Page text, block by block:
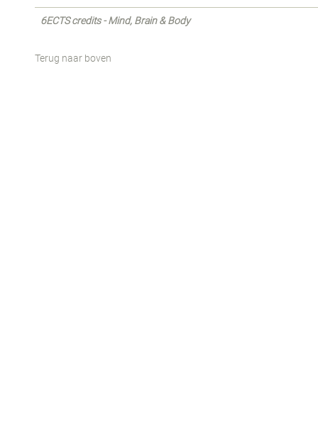
6ECTS credits - Mind, Brain & Body
Terug naar boven